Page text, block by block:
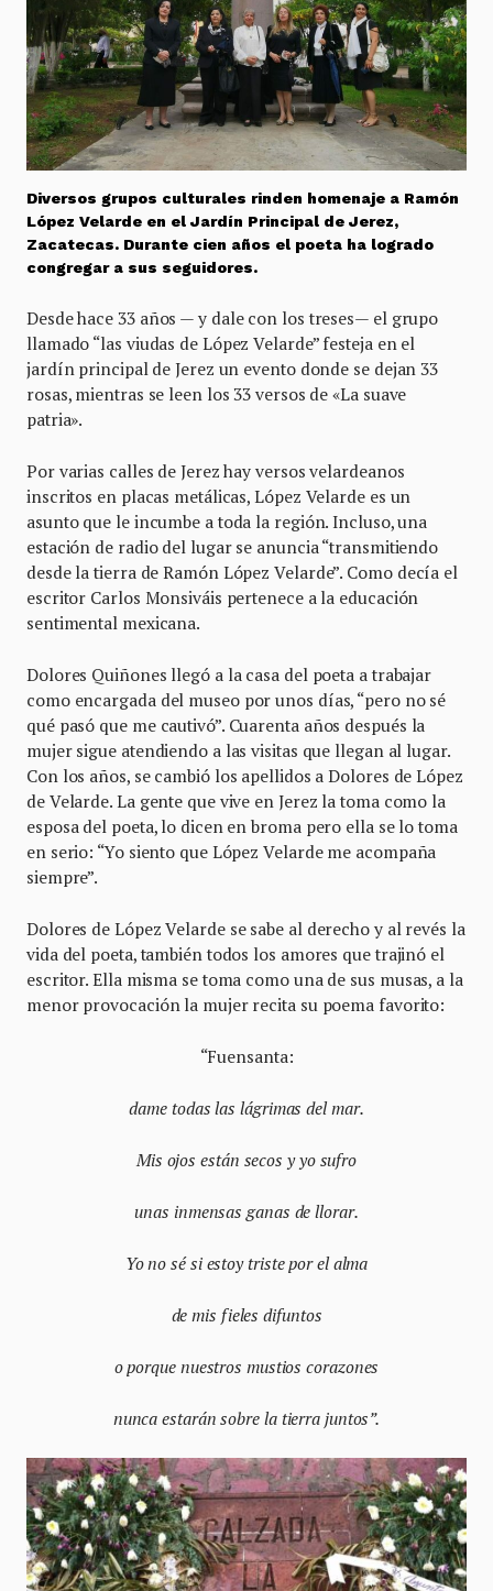
Diversos grupos culturales rinden homenaje a Ramón
López Velarde en el Jardín Principal de Jerez,
Zacatecas. Durante cien años el poeta ha logrado
congregar a sus seguidores.
Desde hace 33 años — y dale con los treses— el grupo
llamado “las viudas de López Velarde” festeja en el
jardín principal de Jerez un evento donde se dejan 33
rosas, mientras se leen los 33 versos de «La suave
patria».
Por varias calles de Jerez hay versos velardeanos
inscritos en placas metálicas, López Velarde es un
asunto que le incumbe a toda la región. Incluso, una
estación de radio del lugar se anuncia “transmitiendo
desde la tierra de Ramón López Velarde”. Como decía el
escritor Carlos Monsiváis pertenece a la educación
sentimental mexicana.
Dolores Quiñones llegó a la casa del poeta a trabajar
como encargada del museo por unos días, “pero no sé
qué pasó que me cautivó”. Cuarenta años después la
mujer sigue atendiendo a las visitas que llegan al lugar.
Con los años, se cambió los apellidos a Dolores de López
de Velarde. La gente que vive en Jerez la toma como la
esposa del poeta, lo dicen en broma pero ella se lo toma
en serio: “Yo siento que López Velarde me acompaña
siempre”.
Dolores de López Velarde se sabe al derecho y al revés la
vida del poeta, también todos los amores que trajinó el
escritor. Ella misma se toma como una de sus musas, a la
menor provocación la mujer recita su poema favorito:
“Fuensanta:
dame todas las lágrimas del mar.
Mis ojos están secos y yo sufro
unas inmensas ganas de llorar.
Yo no sé si estoy triste por el alma
de mis fieles difuntos
o porque nuestros mustios corazones
nunca estarán sobre la tierra juntos”.